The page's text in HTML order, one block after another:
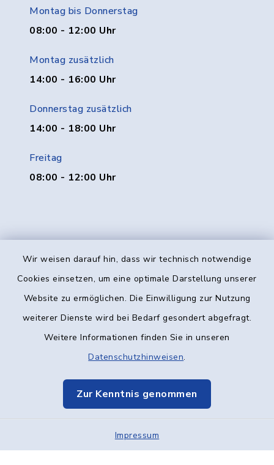
Wir weisen darauf hin, dass wir technisch notwendige
Cookies einsetzen, um eine optimale Darstellung unserer
Website zu ermöglichen. Die Einwilligung zur Nutzung
weiterer Dienste wird bei Bedarf gesondert abgefragt.
Weitere Informationen finden Sie in unseren
Datenschutzhinweisen.
Zur Kenntnis genommen
Impressum
Montag bis Donnerstag
08:00 - 12:00 Uhr
Montag zusätzlich
14:00 - 16:00 Uhr
Donnerstag zusätzlich
14:00 - 18:00 Uhr
Freitag
08:00 - 12:00 Uhr
Kontakt
Datenschutz
Elektronische Kommunikation
Sitemap